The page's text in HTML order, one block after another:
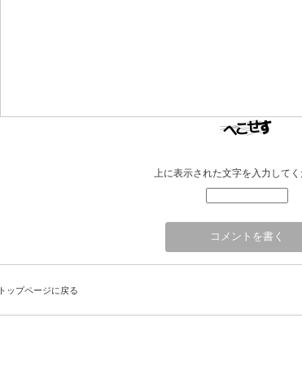
上に表示された文字を入力して
トップページに戻る